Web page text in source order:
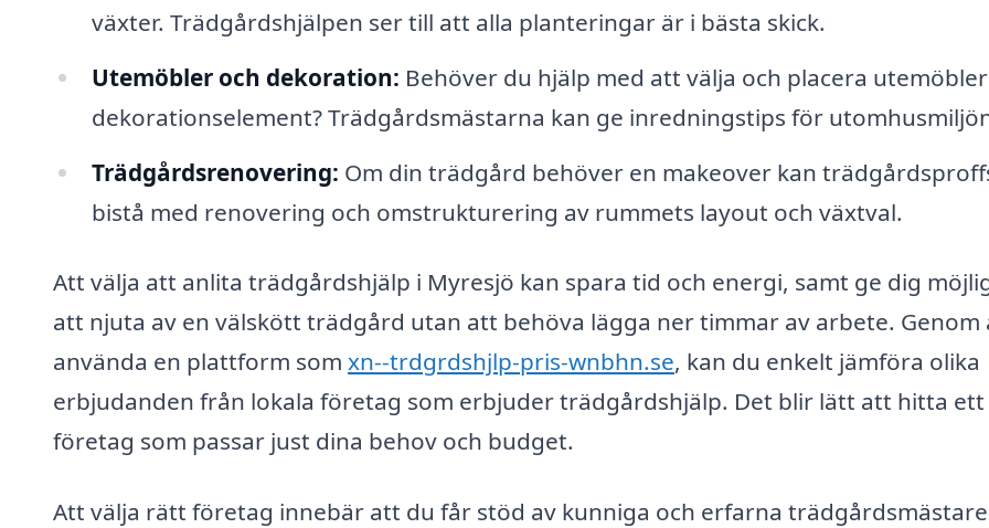
växter. Trädgårdshjälpen ser till att alla planteringar är i bästa skick.
Utemöbler och dekoration: Behöver du hjälp med att välja och placera
dekorationselement? Trädgårdsmästarna kan ge inredningstips för
Trädgårdsrenovering: Om din trädgård behöver en makeover kan
bistå med renovering och omstrukturering av rummets layout och växtval.
Att välja att anlita trädgårdshjälp i Myresjö kan spara tid och energi, samt ge dig
att njuta av en välskött trädgård utan att behöva lägga ner timmar av arbete. Genom
använda en plattform som xn--trdgrdshjlp-pris-wnbhn.se, kan du enkelt jämföra olika
erbjudanden från lokala företag som erbjuder trädgårdshjälp. Det blir lätt att hitta ett
företag som passar just dina behov och budget.
Att välja rätt företag innebär att du får stöd av kunniga och erfarna